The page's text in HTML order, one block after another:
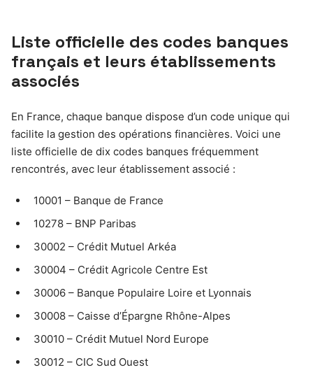
Liste officielle des codes banques
français et leurs établissements
associés
En France, chaque banque dispose d’un code unique qui
facilite la gestion des opérations financières. Voici une
liste officielle de dix codes banques fréquemment
rencontrés, avec leur établissement associé :
10001 – Banque de France
10278 – BNP Paribas
30002 – Crédit Mutuel Arkéa
30004 – Crédit Agricole Centre Est
30006 – Banque Populaire Loire et Lyonnais
30008 – Caisse d’Épargne Rhône-Alpes
30010 – Crédit Mutuel Nord Europe
30012 – CIC Sud Ouest